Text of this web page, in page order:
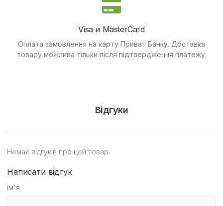
Visa и MasterCard
Оплата замовлення на карту Приват Банку. Доставка
товару можлива тільки після підтвердження платежу.
Відгуки
Немає відгуків про цей товар.
Написати відгук
ім'я